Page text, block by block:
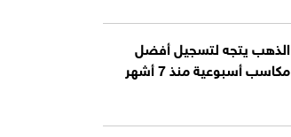
الذهب يتجه لتسجيل أفضل
مكاسب أسبوعية منذ 7 أشهر